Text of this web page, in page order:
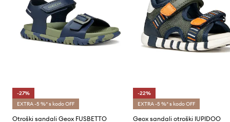
-27%
EXTRA -5 %* s kodo OFF
Otroški sandali Geox FUSBETTO
-22%
EXTRA -5 %* s kodo OFF
Geox sandali otroški IUPIDOO